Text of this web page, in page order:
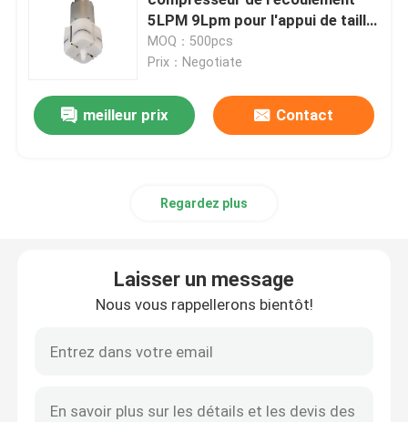
Demandez un devis
Compresseur micro
Pompe à air pour fauteuil de massage
5LPM 9Lpm pour l'appui de taille
d'automobile
MOQ：500pcs
Prix：Negotiate
meilleur prix Contact
Regardez plus
Laisser un message
Nous vous rappellerons bientôt!